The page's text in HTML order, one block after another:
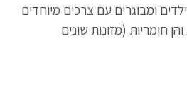
ומבוגרים עם צרכים מיוחדים
חומריות (מזונות שונים